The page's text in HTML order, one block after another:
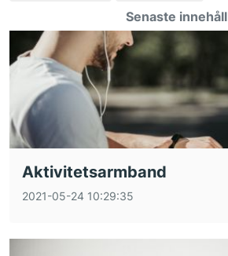
Senaste innehåll
Aktivitetsarmband
2021-05-24 10:29:35